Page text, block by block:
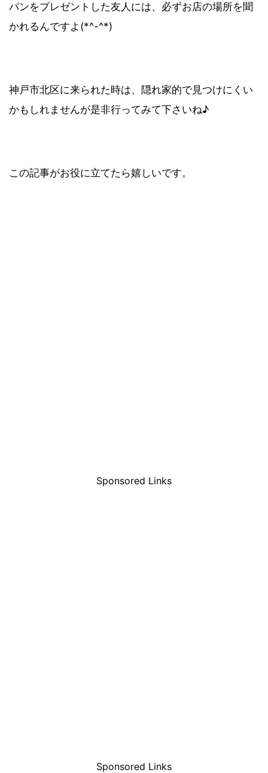
パンをプレゼントした友人には、必ずお店の場所を聞
かれるんですよ(*^-^*)
神戸市北区に来られた時は、隠れ家的で見つけにくい
かもしれませんが是非行ってみて下さいね♪
この記事がお役に立てたら嬉しいです。
Sponsored Links
Sponsored Links